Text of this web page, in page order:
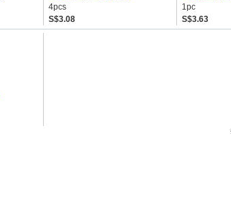
4pcs
S$3.08
1pc
S$3.63